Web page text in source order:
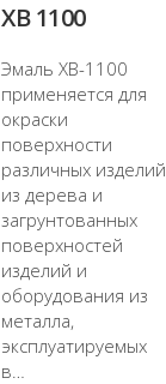
ХВ 1100
Эмаль ХВ-1100
применяется для
окраски
поверхности
различных изделий
из дерева и
загрунтованных
поверхностей
изделий и
оборудования из
металла,
эксплуатируемых
в…